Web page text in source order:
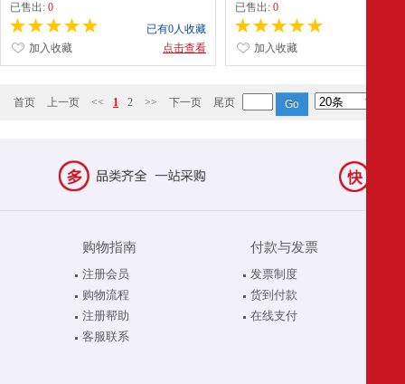
已售出: 0
已有0人收藏
点击查看
加入收藏
已售出:0
加入收藏
首页 上一页 << 1 2 >> 下一页 尾页
购物指南
注册会员
购物流程
注册帮助
客服联系
付款与发票
发票制度
货到付款
在线支付